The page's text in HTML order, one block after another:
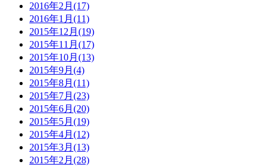
2016年2月(17)
2016年1月(11)
2015年12月(19)
2015年11月(17)
2015年10月(13)
2015年9月(4)
2015年8月(11)
2015年7月(23)
2015年6月(20)
2015年5月(19)
2015年4月(12)
2015年3月(13)
2015年2月(28)